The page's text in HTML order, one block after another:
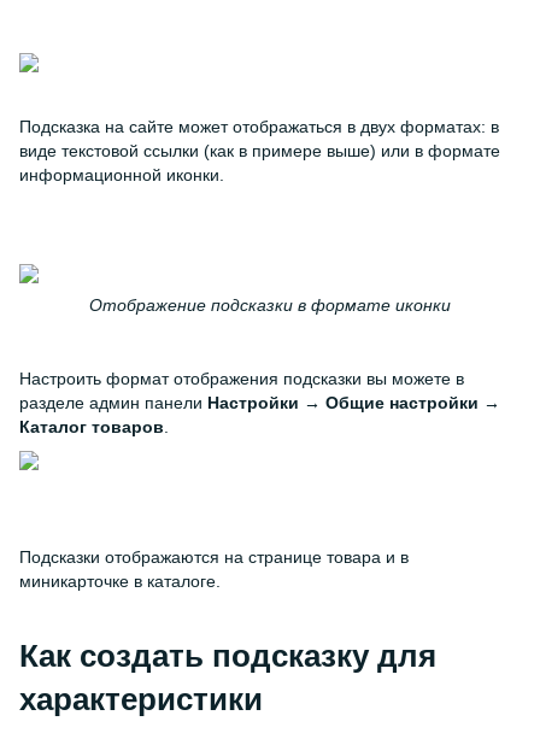
Подсказка на сайте может отображаться в двух форматах: в
виде текстовой ссылки (как в примере выше) или в формате
информационной иконки.
Отображение подсказки в формате иконки
Настроить формат отображения подсказки вы можете в
разделе админ панели Настройки → Общие настройки →
Каталог товаров
Подсказки отображаются на странице товара и в
миникарточке в каталоге.
Как создать подсказку для
характеристики